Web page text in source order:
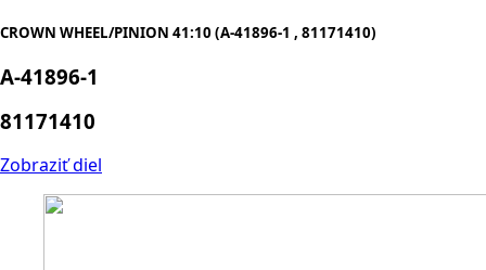
CROWN WHEEL/PINION 41:10 (A-41896-1 , 81171410)
A-41896-1
81171410
Zobraziť diel